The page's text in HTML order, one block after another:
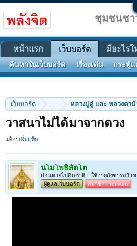
เว็บบอร์ด ... หลวงปู่ดู่ และ หลวงตาม้
วาสนาไม่ได้มาจากดวง
แท็ก: เพิ่มแท็ก
นโมโพธิสัตโต
ก่อนตายไปอีกชาติ .. ใช้กายสังขารสร้าง
ผู้ดูแลเว็บบอร์ด
สมาชิก Premium
ชุมชนชา
หน้าแรก เว็บบอร์ด
ค้นหาในเว็บบอร์ด เรื่องเด่น กระทู้
มีอะไรใ